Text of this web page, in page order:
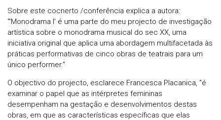
Sobre este cocnerto /conferência explica a autora:
"'Monodrama I' é uma parte do meu projecto de investigação
artística sobre o monodrama musical do sec XX, uma
iniciativa original que aplica uma abordagem multifacetada às
práticas performativas de cinco obras de teatrais para um
único performer."
O objectivo do projecto, esclarece Francesca Placanica, "é
examinar o papel que as intérpretes femininas
desempenham na gestação e desenvolvimentos destas
obras, em que as características específicas que elas